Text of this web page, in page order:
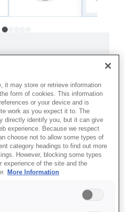
LW-400
field teams that
easy-to-use handheld
go.
labels
it may store or retrieve information
form of cookies. This information
or your device and is
work as you expect it to. The
directly identify you, but it can give
experience. Because we respect
choose not to allow some types of
category headings to find out more
However, blocking some types
experience of the site and the
More Information